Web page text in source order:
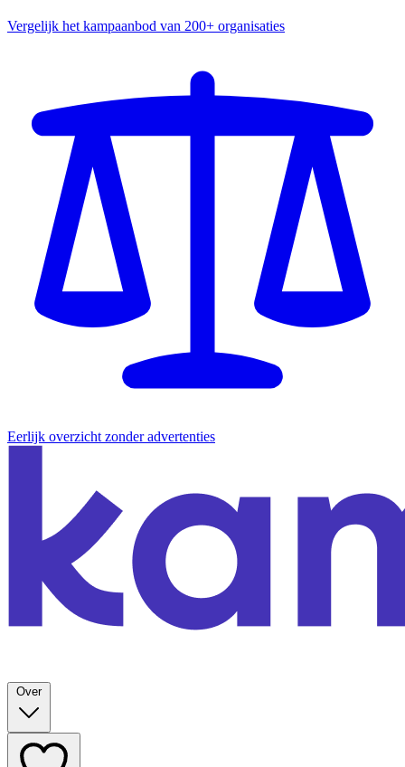
Vergelijk het kampaanbod van 200+ organisaties
Eerlijk overzicht zonder advertenties
Over